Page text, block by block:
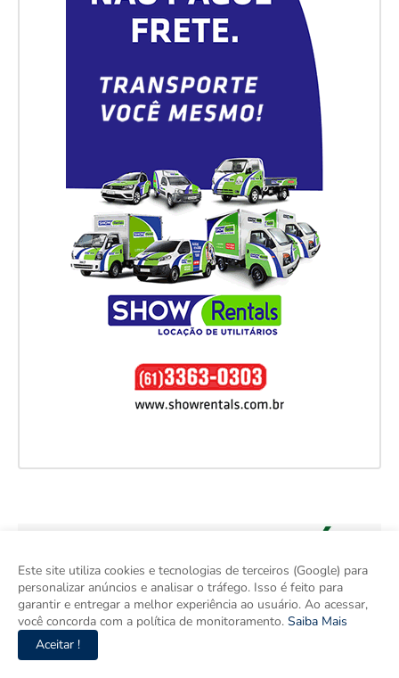
Este site utiliza cookies e tecnologias de terceiros (Google) para
personalizar anúncios e analisar o tráfego. Isso é feito para
garantir e entregar a melhor experiência ao usuário. Ao acessar,
você concorda com a política de monitoramento. Saiba Mais
Aceitar !